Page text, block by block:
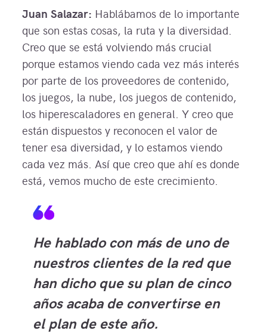
Juan Salazar: Hablábamos de lo importante
que son estas cosas, la ruta y la diversidad.
Creo que se está volviendo más crucial
porque estamos viendo cada vez más interés
por parte de los proveedores de contenido,
los juegos, la nube, los juegos de contenido,
los hiperescaladores en general. Y creo que
están dispuestos y reconocen el valor de
tener esa diversidad, y lo estamos viendo
cada vez más. Así que creo que ahí es donde
está, vemos mucho de este crecimiento.
He hablado con más de uno de
nuestros clientes de la red que
han dicho que su plan de cinco
años acaba de convertirse en
el plan de este año.